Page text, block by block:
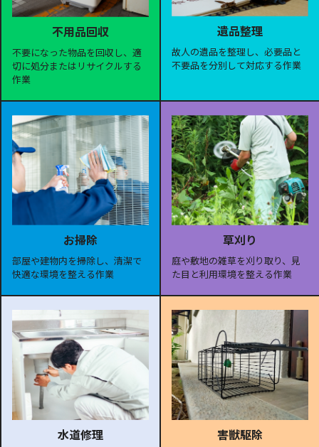
不用品回収
不要になった物品を回収し、適
切に処分またはリサイクルする
作業
遺品整理
故人の遺品を整理し、必要品と
不要品を分別して対応する作業
お掃除
部屋や建物内を掃除し、清潔で
快適な環境を整える作業
草刈り
庭や敷地の雑草を刈り取り、見
た目と利用環境を整える作業
水道修理 害獣駆除